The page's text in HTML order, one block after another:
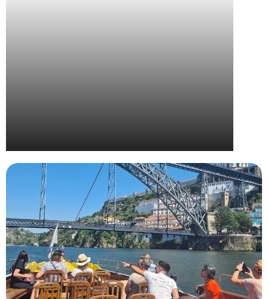
Wella – Convention Nationale The Camp 2024